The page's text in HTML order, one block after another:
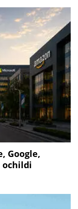
Google,
ochildi